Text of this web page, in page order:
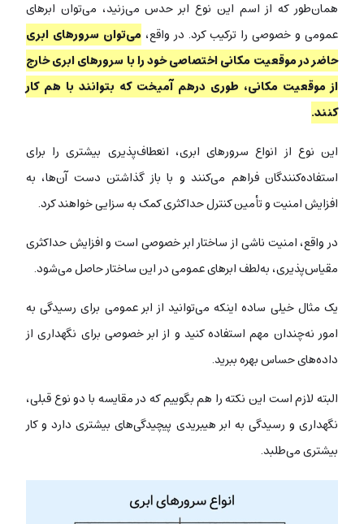
همان‌طور که از اسم این نوع ابر حدس می‌زنید، می‌توان ابرهای
عمومی و خصوصی را ترکیب کرد. در واقع، می‌توان سرورهای ابری
حاضر در موقعیت مکانی اختصاصی خود را با سرورهای ابری خارج
از موقعیت مکانی، طوری درهم آمیخت که بتوانند با هم کار
کنند.
این نوع از انواع سرورهای ابری، انعطاف‌پذیری بیشتری را برای
استفاده‌کنندگان فراهم می‌کنند و با باز گذاشتن دست آن‌ها، به
افزایش امنیت و تأمین کنترل حداکثری کمک به سزایی خواهند کرد.
در واقع، امنیت ناشی از ساختار ابر خصوصی است و افزایش حداکثری
مقیاس‌پذیری، به‌لطف ابرهای عمومی در این ساختار حاصل می‌شود.
یک مثال خیلی ساده اینکه می‌توانید از ابر عمومی برای رسیدگی به
امور نه‌چندان مهم استفاده کنید و از ابر خصوصی برای نگهداری از
داده‌های حساس بهره ببرید.
البته لازم است این نکته را هم بگوییم که در مقایسه با دو نوع قبلی،
نگهداری و رسیدگی به ابر هیبریدی پیچیدگی‌های بیشتری دارد و کار
بیشتری می‌طلبد.